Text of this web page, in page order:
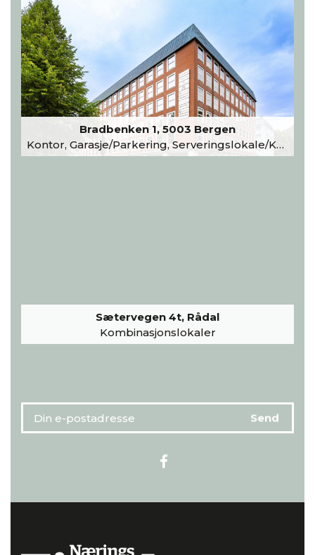
Bradbenken 1, 5003 Bergen
Kontor, Garasje/Parkering, Serveringslokale/Kantine, Undervisning/Arrangement
Sætervegen 4t, Rådal
Kombinasjonslokaler